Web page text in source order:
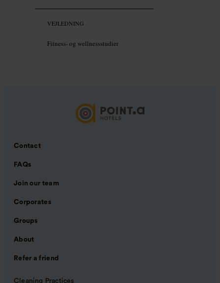
VEJLEDNING
Fitness- og wellnessstudier
Contact
FAQs
Join our team
Corporates
Groups
About
Refer a friend
Cleaning Practices